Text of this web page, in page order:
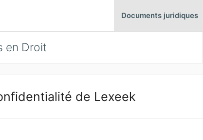
Documents juridiques
en Droit
de Lexeek